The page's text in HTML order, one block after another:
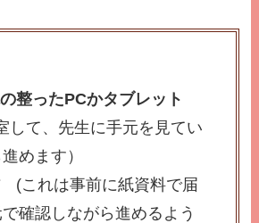
整ったPCかタブレット
して、先生に手元を見てい
めます）
(これは事前に紙資料で届
確認しながら進めるよう